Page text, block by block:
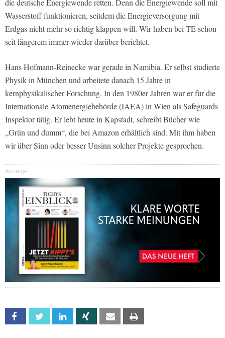
die deutsche Energiewende retten. Denn die Energiewende soll mit
Wasserstoff funktionieren, seitdem die Energieversorgung mit
Erdgas nicht mehr so richtig klappen will. Wir haben bei TE schon
seit längerem immer wieder darüber berichtet.
Hans Hofmann-Reinecke war gerade in Namibia. Er selbst studierte
Physik in München und arbeitete danach 15 Jahre in
kernphysikalischer Forschung. In den 1980er Jahren war er für die
Internationale Atomenergiebehörde (IAEA) in Wien als Safeguards
Inspektor tätig. Er lebt heute in Kapstadt, schreibt Bücher wie
„Grün und dumm“, die bei Amazon erhältlich sind. Mit ihm haben
wir über Sinn oder besser Unsinn solcher Projekte gesprochen.
Anzeige
Facebook Twitter Linkedin Xing Email